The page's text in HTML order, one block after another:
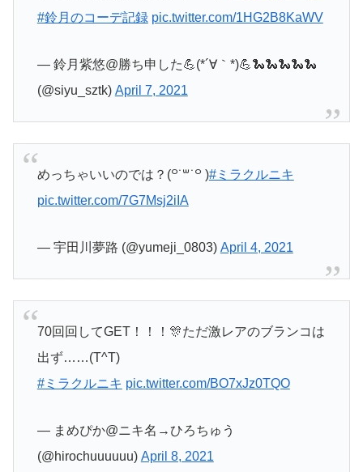
#鈴月のコーデ記録 pic.twitter.com/1HG2B8KaWV
— 鈴月紫悠@勝ち申した💪(*´∀｀*)💪🐍🐍🐍🐍🐍
(@siyu_sztk) April 7, 2021
めっちゃいいのでは？(꒪˙꒳˙꒪ )#ミラクルニキ
pic.twitter.com/7G7Msj2iIA
— 宇田川夢路 (@yumeji_0803) April 4, 2021
70回回してGET！！！🎊ただ激レアのブランコは
出ず……(T^T)
#ミラクルニキ pic.twitter.com/BO7xJz0TQO
— まめぴか@ニキ名→ひろちゅう
(@hirochuuuuuu) April 8, 2021